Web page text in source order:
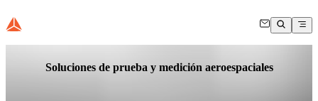
Soluciones de prueba y medición aeroespaciales